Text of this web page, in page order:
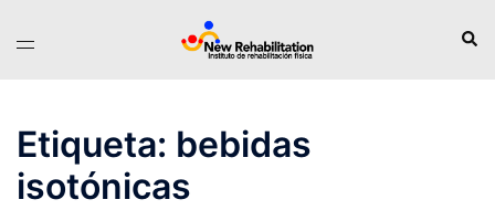
Alternar
Etiqueta: bebidas
isotónicas